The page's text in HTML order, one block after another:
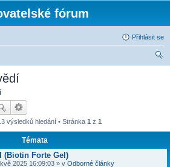
fórum
Přihlásit se
výsledků hledání • Stránka 1 z 1
Témata
(Biotin Forte Gel)
2025 16:09:03 » v Odborné články